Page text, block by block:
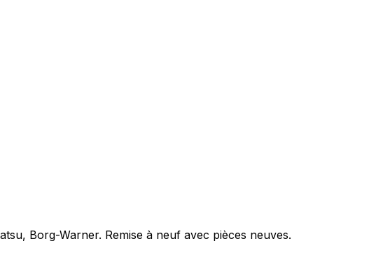
Borg-Warner. Remise à neuf avec pièces neuves.